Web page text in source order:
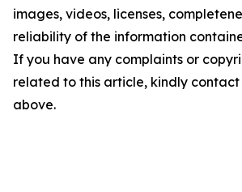
images, videos, licenses,
reliability of the information
If you have any complaints or
related to this article, kindly
above.